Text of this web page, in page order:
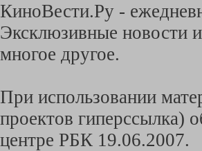
КиноВести.Ру -
Эксклюзивные новости
многое другое.
При использовании
проектов гиперссылка)
центре РБК 19.06.2007.